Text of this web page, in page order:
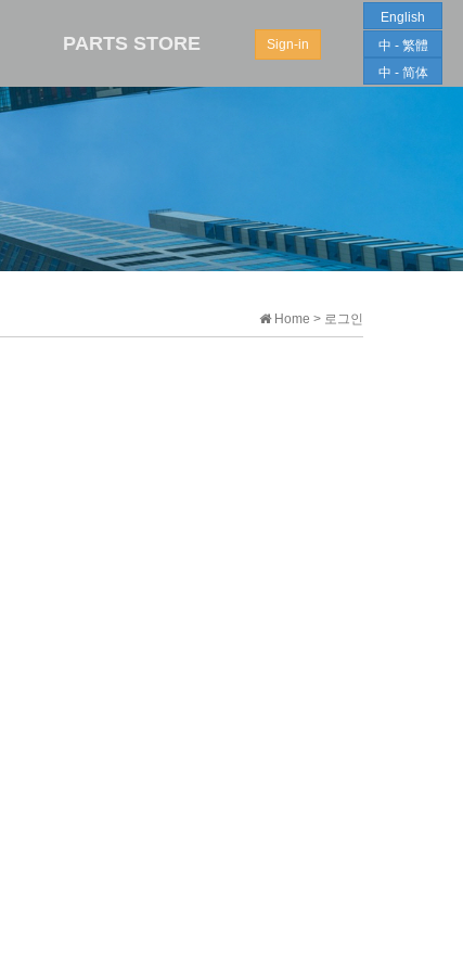
PARTS STORE Sign-in
English
中 - 繁體
中 - 简体
Home > 로그인